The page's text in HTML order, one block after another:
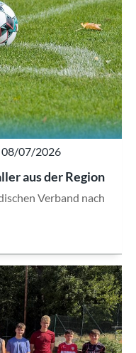
08/07/2026
aus der Region
Verband nach